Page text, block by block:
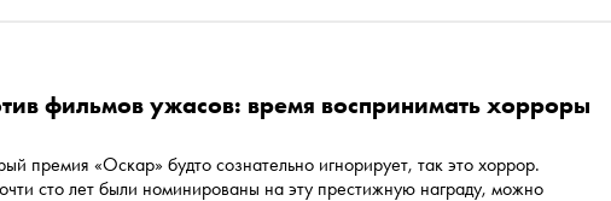
фильмов ужасов: время воспринимать хорроры
премия «Оскар» будто сознательно игнорирует, так это хоррор.
сто лет были номинированы на эту престижную награду, можно